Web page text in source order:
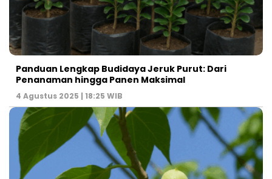
Panduan Lengkap Budidaya Jeruk Purut: Dari
Penanaman hingga Panen Maksimal
4 Agustus 2025 | 18:25 WIB